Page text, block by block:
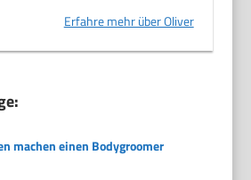
Erfahre mehr über Oliver
machen einen Bodygroomer